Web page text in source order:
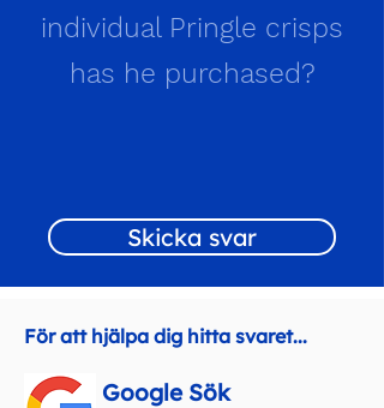
individual Pringle crisps
has he purchased?
Skicka svar
För att hjälpa dig hitta svaret...
Google Sök